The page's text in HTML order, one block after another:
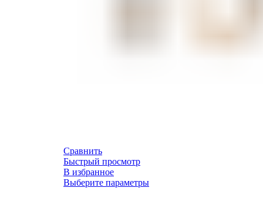
Сравнить
Быстрый просмотр
В избранное
Выберите параметры